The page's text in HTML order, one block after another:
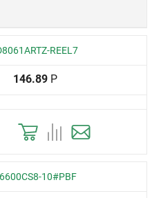
REEL7
146.89 Р
10#PBF